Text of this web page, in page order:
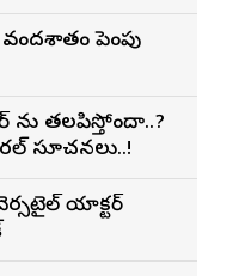
పెంపు
తలపిస్తోందా..?
సూచనలు..!
యాక్టర్